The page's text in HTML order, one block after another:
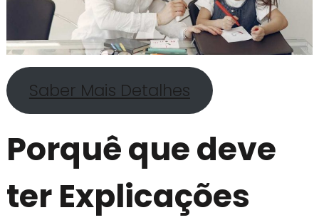
Saber Mais Detalhes
Porquê que deve
ter Explicações